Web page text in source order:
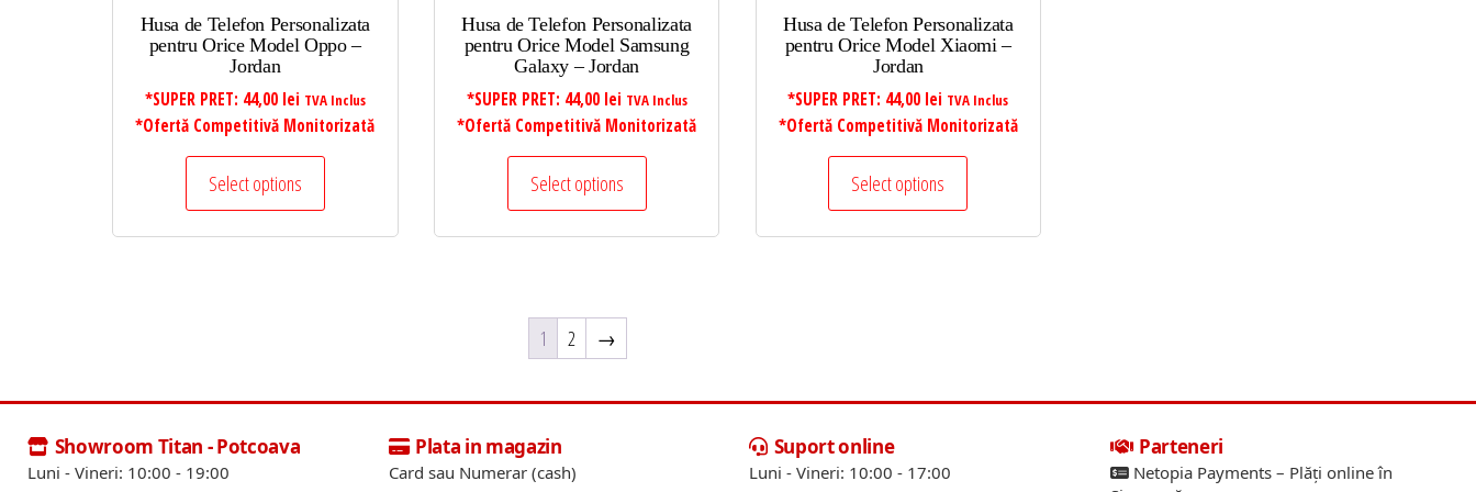
Husa de Telefon Personalizata
pentru Orice Model Oppo –
Jordan
*SUPER PRET: 44,00 lei TVA Inclus
*Ofertă Competitivă Monitorizată
Select options
Husa de Telefon Personalizata
pentru Orice Model Samsung
Galaxy – Jordan
*SUPER PRET: 44,00 lei TVA Inclus
*Ofertă Competitivă Monitorizată
Select options
Husa de Telefon Personalizata
pentru Orice Model Xiaomi –
Jordan
*SUPER PRET: 44,00 lei TVA Inclus
*Ofertă Competitivă Monitorizată
Select options
1 2 →
Showroom Titan - Potcoava
Luni - Vineri: 10:00 - 19:00
Plata in magazin
Card sau Numerar (cash)
Suport online
Luni - Vineri: 10:00 - 17:00
Parteneri
Netopia Payments – Plăți online în